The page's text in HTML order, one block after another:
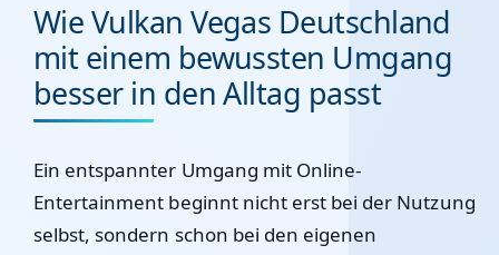
Wie Vulkan Vegas Deutschland
mit einem bewussten Umgang
besser in den Alltag passt
Ein entspannter Umgang mit Online-
Entertainment beginnt nicht erst bei der Nutzung
selbst, sondern schon bei den eigenen